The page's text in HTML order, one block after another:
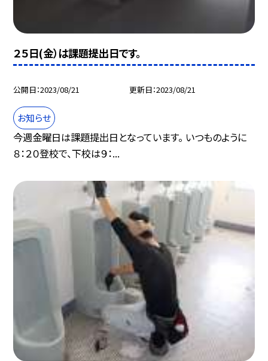
２５日(金）は課題提出日です。
公開日 2023/08/21 更新日 2023/08/21
お知らせ
今週金曜日は課題提出日となっています。 いつものように
８：２０登校で、下校は９：...